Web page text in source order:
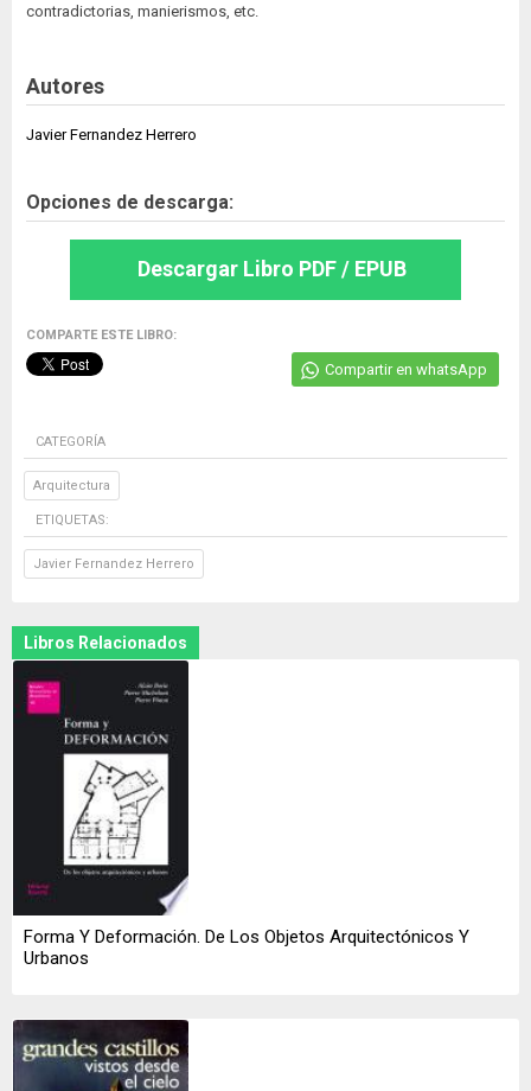
contradictorias, manierismos, etc.
Autores
Javier Fernandez Herrero
Opciones de descarga:
Descargar Libro PDF / EPUB
COMPARTE ESTE LIBRO:
Compartir en whatsApp
CATEGORÍA
Arquitectura
ETIQUETAS:
Javier Fernandez Herrero
Libros Relacionados
Forma Y Deformación. De Los Objetos Arquitectónicos Y
Urbanos